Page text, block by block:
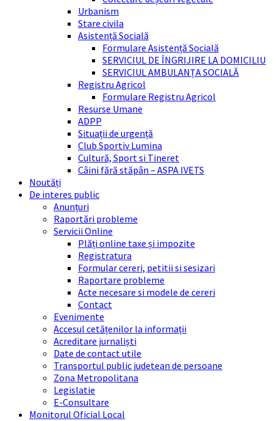
Urbanism
Stare civila
Asistență Socială
Formulare Asistență Socială
SERVICIUL DE ÎNGRIJIRE LA DOMICILIU
SERVICIUL AMBULANȚA SOCIALĂ
Registru Agricol
Formulare Registru Agricol
Resurse Umane
ADPP
Situații de urgență
Club Sportiv Lumina
Cultură, Sport si Tineret
Câini fără stăpân – ASPA IVETS
Noutăți
De interes public
Anunțuri
Raportări probleme
Servicii Online
Plăți online taxe și impozite
Registratura
Formular cereri, petitii si sesizari
Raportare probleme
Acte necesare si modele de cereri
Contact
Evenimente
Accesul cetățenilor la informații
Acreditare jurnaliști
Date de contact utile
Transportul public judetean de persoane
Zona Metropolitana
Legislatie
E-Consultare
Monitorul Oficial Local